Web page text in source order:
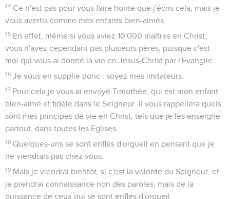
14 Ce n'est pas pour vous faire honte que j'écris cela, mais je
vous avertis comme mes enfants bien-aimés.
15 En effet, même si vous aviez 10'000 maîtres en Christ,
vous n'avez cependant pas plusieurs pères, puisque c'est
moi qui vous ai donné la vie en Jésus-Christ par l'Evangile.
16 Je vous en supplie donc : soyez mes imitateurs.
17 Pour cela je vous ai envoyé Timothée, qui est mon enfant
bien-aimé et fidèle dans le Seigneur. Il vous rappellera quels
sont mes principes de vie en Christ, tels que je les enseigne
partout, dans toutes les Eglises.
18 Quelques-uns se sont enflés d'orgueil en pensant que je
ne viendrais pas chez vous.
19 Mais je viendrai bientôt, si c'est la volonté du Seigneur, et
je prendrai connaissance non des paroles, mais de la
puissance de ceux qui se sont enflés d'orgueil.